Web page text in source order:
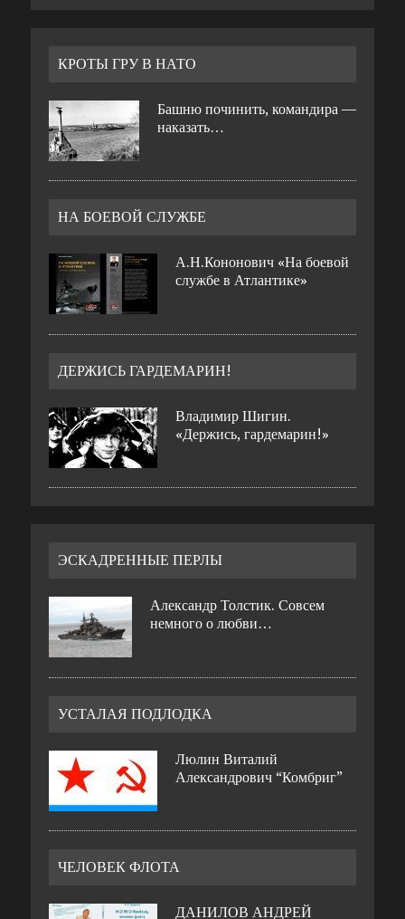
КРОТЫ ГРУ В НАТО
Башню починить, командира —
наказать…
НА БОЕВОЙ СЛУЖБЕ
А.Н.Кононович «На боевой
службе в Атлантике»
ДЕРЖИСЬ ГАРДЕМАРИН!
Владимир Шигин.
«Держись, гардемарин!»
ЭСКАДРЕННЫЕ ПЕРЛЫ
Александр Толстик. Совсем
немного о любви…
УСТАЛАЯ ПОДЛОДКА
Люлин Виталий
Александрович “Комбриг”
ЧЕЛОВЕК ФЛОТА
ДАНИЛОВ АНДРЕЙ